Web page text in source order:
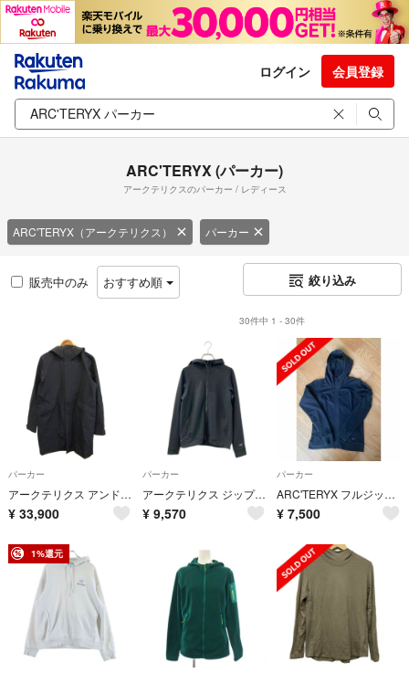
ログイン 会員登録
ARC'TERYX (パーカー)
アークテリクスのパーカー / レディース
ARC'TERYX（アークテリクス） パーカー
販売中のみ おすすめ順 絞り込み
30件中 1 - 30件
パーカー
アークテリクス アンドラコート Andra Coat パーカー 上着 S 黒
¥ 33,900
パーカー
アークテリクス ジップアップ パーカー レディース SIZE XS ARC'TERYX
¥ 9,570
パーカー
ARC'TERYX フルジップパーカー フーディー ブラック
¥ 7,500
1%還元